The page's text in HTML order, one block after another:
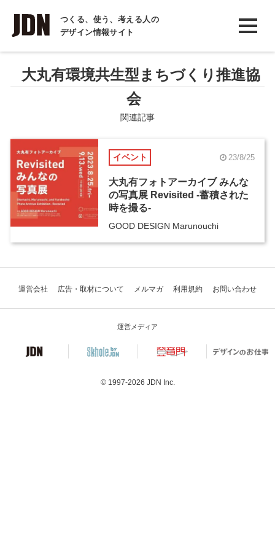
つくる、使う、考える人の
デザイン情報サイト
INTERVIEW
インタビュー
REPORT
レポート
大丸有環境共生型まちづくり推進協
会
関連記事
イベント 23/8/25
大丸有フォトアーカイブ みんな
の写真展 Revisited -蓄積された
時を撮る-
GOOD DESIGN Marunouchi
運営会社 広告・取材について メルマガ 利用規約 お問い合わせ
運営メディア
© 1997-2026 JDN Inc.